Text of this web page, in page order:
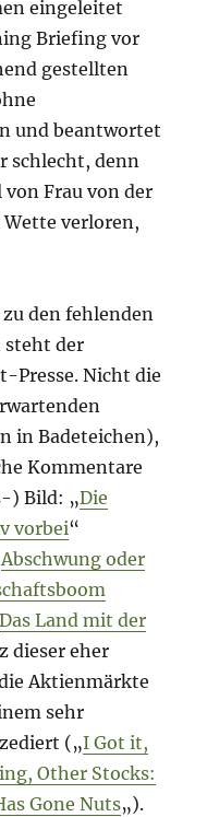
eingeleitet
Briefing vor
gestellten
und beantwortet
schlecht, denn
von Frau von der
verloren,
den fehlenden
steht der
Presse. Nicht die
in Badeteichen),
Kommentare
) Bild: „Die
vorbei“
Abschwung oder
Das Land mit der
dieser eher
Aktienmärkte
sehr
(„I Got it,
Other Stocks:
Gone Nuts„).